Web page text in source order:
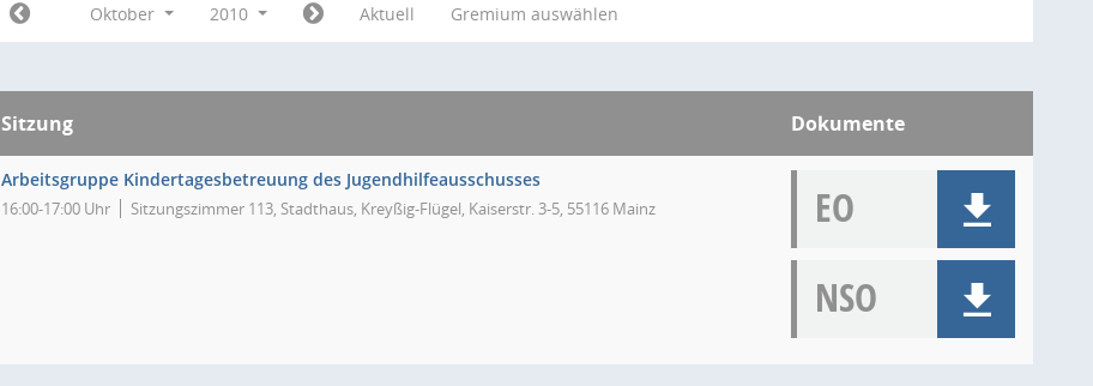
Oktober 2010 Aktuell Gremium auswählen
Sitzung Dokumente
Arbeitsgruppe Kindertagesbetreuung des Jugendhilfeausschusses
16:00-17:00 Uhr Sitzungszimmer 113, Stadthaus, Kreyßig-Flügel, Kaiserstr. 3-5, 55116 Mainz
EO
NSO